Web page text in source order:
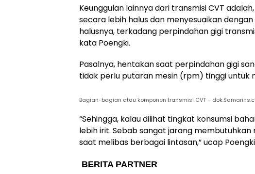
Keunggulan lainnya dari transmisi CVT
secara lebih halus dan menyesuaikan
halusnya, terkadang perpindahan gigi
kata Poengki.
Pasalnya, hentakan saat perpindahan gigi
tidak perlu putaran mesin (rpm) tinggi untuk
Bagian-bagian atau komponen transmisi CVT –
“Sehingga, kalau dilihat tingkat konsumsi
lebih irit. Sebab sangat jarang
saat melibas berbagai lintasan,” ucap